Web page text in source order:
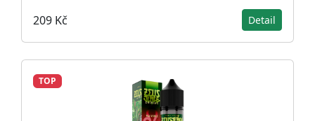
209 Kč Detail
TOP